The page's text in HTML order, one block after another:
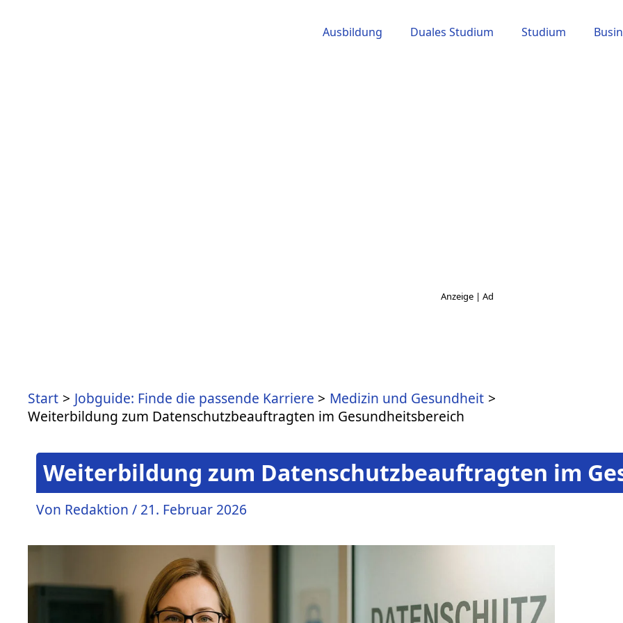
Ausbildung Duales Studium Studium
Start Jobguide: Finde die passende Karriere
Medizin und Gesundheit
Weiterbildung zum Datenschutzbeauftragten im Gesundheitsbereich
Weiterbildung zum Datenschutzbeauftragten im
Von Redaktion / 21. Februar 2026